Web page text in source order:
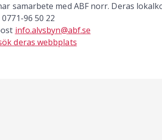
samarbete med ABF norr. Deras
96 50 22
info.alvsbyn@abf.se
deras webbplats